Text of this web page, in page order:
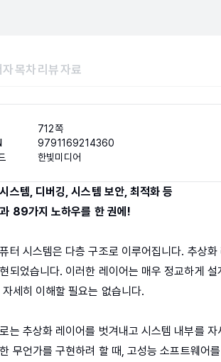
자목차 리뷰 자료
712쪽
9791169214360
한빛미디어
스템, 디버깅, 시스템 보안, 최적화 등
89가지 노하우를 한 권에!
터 시스템은 다층 구조로 이루어집니다. 추상
되었습니다. 이러한 레이어는 매우 정교하게
세히 이해할 필요는 없습니다.
는 추상화 레이어를 벗겨내고 시스템 내부를
무언가를 구현하려 할 때, 고성능 소프트웨어